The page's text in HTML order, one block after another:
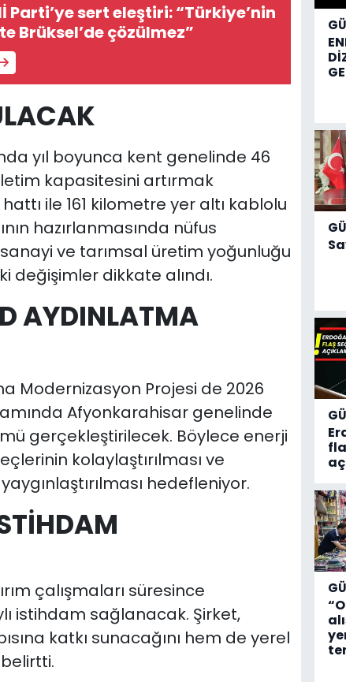
Parti’ye sert eleştiri: “Türkiye’nin
Brüksel’de çözülmez”
yıl boyunca kent genelinde 46
kapasitesini artırmak
ile 161 kilometre yer altı kablolu
hazırlanmasında nüfus
ve tarımsal üretim yoğunluğu
değişimler dikkate alındı.
AYDINLATMA
Modernizasyon Projesi de 2026
Afyonkarahisar genelinde
gerçekleştirilecek. Böylece enerji
kolaylaştırılması ve
hedefleniyor.
çalışmaları süresince
istihdam sağlanacak. Şirket,
katkı sunacağını hem de yerel